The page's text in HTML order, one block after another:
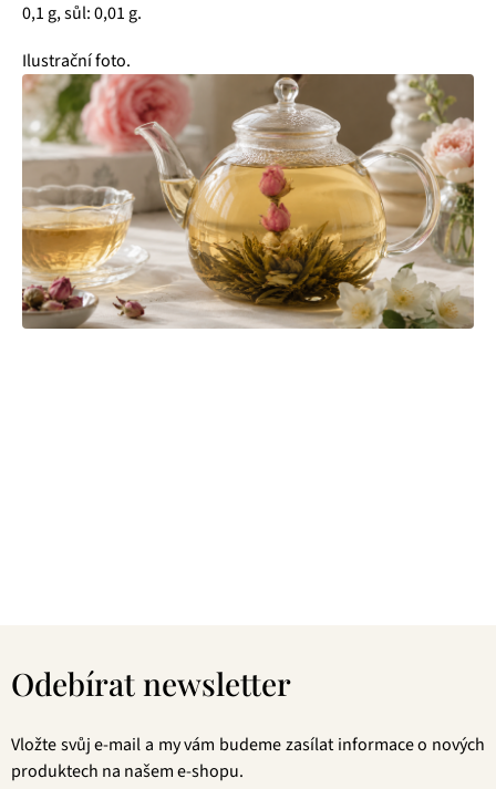
0,1 g, sůl: 0,01 g.
Ilustrační foto.
Odebírat newsletter
Vložte svůj e-mail a my vám budeme zasílat informace o nových
produktech na našem e-shopu.